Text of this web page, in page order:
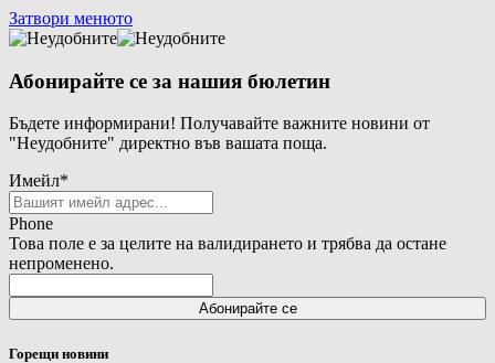
Затвори менюто
Абонирайте се за нашия бюлетин
Бъдете информирани! Получавайте важните новини от
"Неудобните" директно във вашата поща.
Имейл*
Phone
Това поле е за целите на валидирането и трябва да остане
непроменено.
Горещи новини